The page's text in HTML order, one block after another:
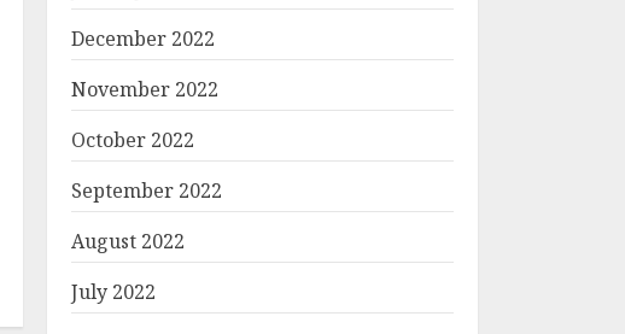
December 2022
November 2022
October 2022
September 2022
August 2022
July 2022